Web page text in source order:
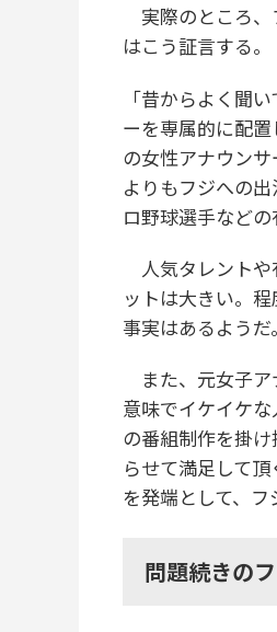
実際のところ、
はこう証言する。
「昔からよく聞
ーを専属的に配
の女性アナウン
よりもフジへの
ロ野球選手など
人気タレントや
ットは大きい。
事実はあるようだ。
また、元女子ア
意味でイケイケ
の番組制作を掛
らせて満足して
を発端として、フ
問題続きの